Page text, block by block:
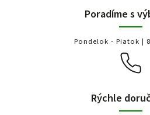
Poradíme s
Pondelok - Piatok |
Rýchle